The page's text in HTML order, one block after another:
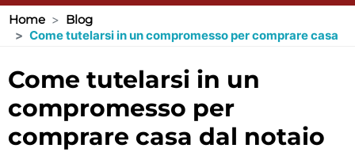
Home
Blog
Come tutelarsi in un compromesso per comprare casa
come tutelarsi in un
compromesso per
comprare casa dal notaio